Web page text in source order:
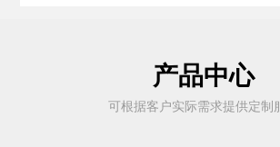
产品中心
可根据客户实际需求提供定制